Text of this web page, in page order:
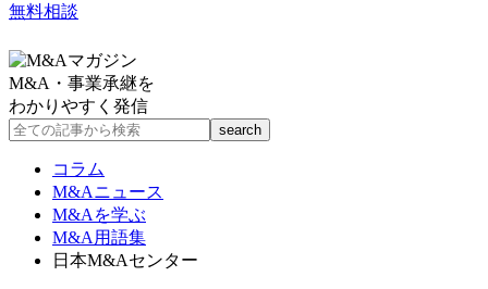
無料相談
M&A・事業承継を
わかりやすく発信
コラム
M&Aニュース
M&Aを学ぶ
M&A用語集
日本M&Aセンター